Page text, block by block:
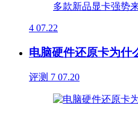
4 07.22
电脑硬件还原卡为什
评测 7 07.20